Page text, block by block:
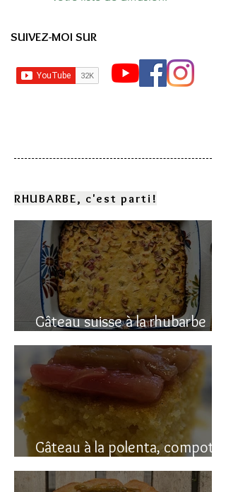
SUIVEZ-MOI SUR
RHUBARBE, c'est parti!
Gâteau suisse à la rhubarbe
(avec polenta)
Gâteau à la polenta, compotée
de rhubarbe (sans gluten)